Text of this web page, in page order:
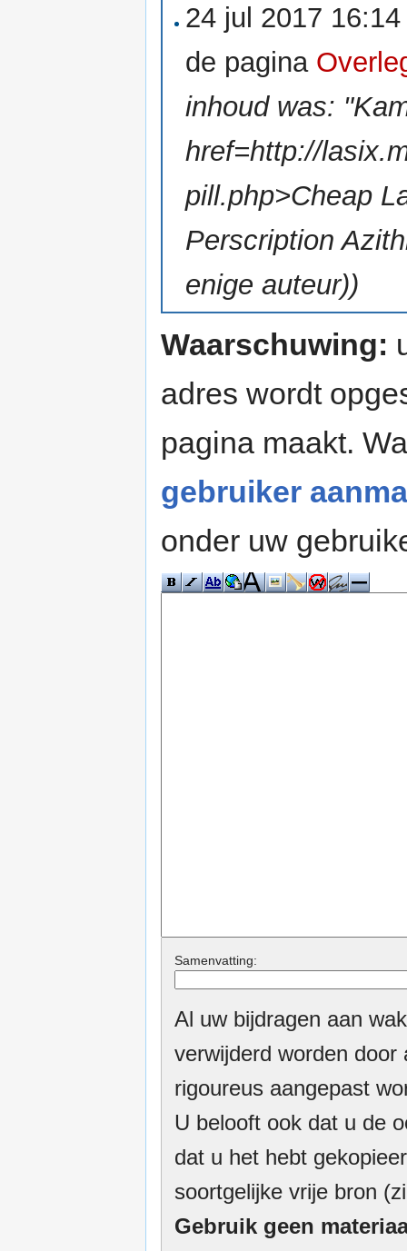
24 jul 2017
de pagina
inhoud was:
href=http://
pill.php>Cheap
Perscription
enige auteur))
Waarschuwing:
adres wordt
pagina maakt.
gebruiker
onder uw
Samenvatting:
Al uw bijdragen aan
verwijderd worden
rigoureus aangepast
U belooft ook dat u de
dat u het hebt
soortgelijke vrije bron
Gebruik geen